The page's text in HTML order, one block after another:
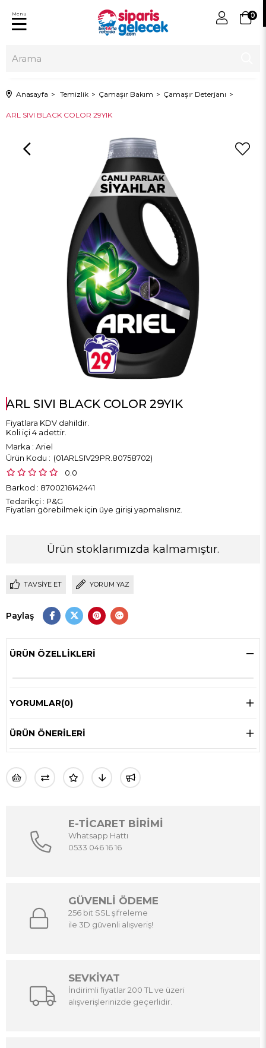
0
Menu
Anasayfa Temizlik Çamaşır Bakım Çamaşır Deterjanı
ARL SIVI BLACK COLOR 29YIK
ARL SIVI BLACK COLOR 29YIK
Fiyatlara KDV dahildir.
Koli içi 4 adettir.
Marka : Ariel
(01ARLSIV29PR.80758702)
0.0
Barkod : 8700216142441
Tedarikçi : P&G
Fiyatları görebilmek için üye girişi yapmalısınız.
Ürün stoklarımızda kalmamıştır.
TAVSIYE ET YORUM YAZ
Paylaş
ÜRÜN ÖZELLIKLERI
YORUMLAR(0)
ÜRÜN ÖNERILERI
E-TİCARET BİRİMİ
Whatsapp Hattı
0533 046 16 16
GÜVENLİ ÖDEME
256 bit SSL şifreleme
ile 3D güvenli alışveriş!
SEVKİYAT
İndirimli fiyatlar 200 TL ve üzeri
alışverişlerinizde geçerlidir.